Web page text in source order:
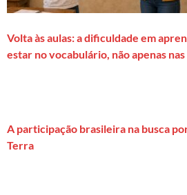
Volta às aulas: a dificuldade em
estar no vocabulário, não apenas
A participação brasileira na busca
Terra